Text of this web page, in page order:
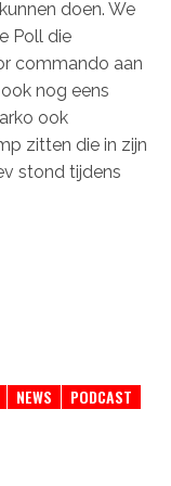
doen. We
Poll die
commando aan
nog eens
ook
zitten die in zijn
stond tijdens
NEWS
PODCAST